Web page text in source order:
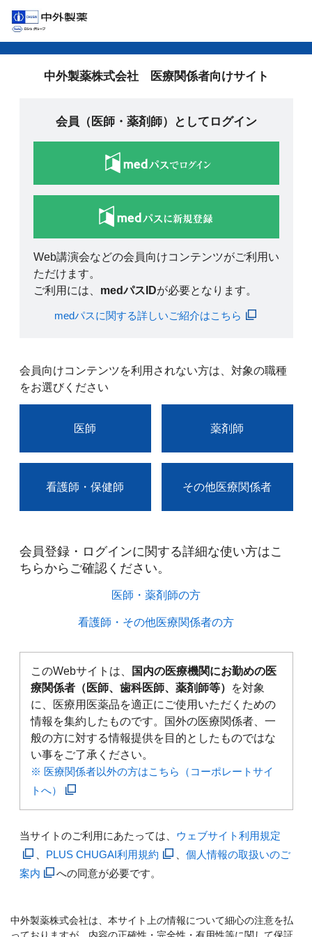
中外製薬株式会社 医療関係者向けサイト
会員（医師・薬剤師）としてログイン
Web講演会などの会員向けコンテンツがご利用い
ただけます。
ご利用には、 medパスIDが必要となります。
medパスに関する詳しいご紹介はこちら
会員向けコンテンツを利用されない方は、対象の職種
をお選びください
医師 薬剤師
看護師・保健師 その他医療関係者
会員登録・ログインに関する詳細な使い方はこ
ちらからご確認ください。​
医師・薬剤師の方​
看護師・その他医療関係者の方​
このWebサイトは、
国内の医療機関にお勤めの医
療関係者（医師、歯科医師、薬剤師等）
を対象
に、医療用医薬品を適正にご使用いただくための
情報を集約したものです。国外の医療関係者、一
般の方に対する情報提供を目的としたものではな
い事をご了承ください。
※ 医療関係者以外の方はこちら（コーポレートサイ
トへ）
当サイトのご利用にあたっては、 ウェブサイト利用規定
PLUS CHUGAI利用規約
個人情報の取扱いのご
案内
への同意が必要です。
中外製薬株式会社は、本サイト上の情報について細心の注意を払
っておりますが、内容の正確性・完全性・有用性等に関して保証